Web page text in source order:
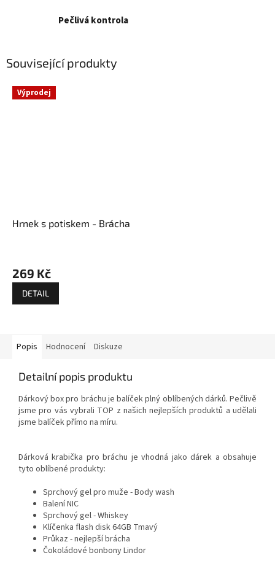
Pečlivá kontrola
Související produkty
Výprodej
Hrnek s potiskem - Brácha
269 Kč
DETAIL
Popis Hodnocení Diskuze
Detailní popis produktu
Dárkový box pro bráchu je balíček plný oblíbených dárků. Pečlivě
jsme pro vás vybrali TOP z našich nejlepších produktů a udělali
jsme balíček přímo na míru.
Dárková krabička pro bráchu je vhodná jako dárek a obsahuje
tyto oblíbené produkty:
Sprchový gel pro muže - Body wash
Balení NIC
Sprchový gel - Whiskey
Klíčenka flash disk 64GB Tmavý
Průkaz - nejlepší brácha
Čokoládové bonbony Lindor